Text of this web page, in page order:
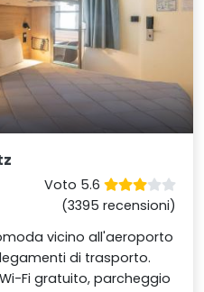
Voto 5.6
(3395 recensioni)
vicino all'aeroporto
di trasporto.
Fi gratuito, parcheggio